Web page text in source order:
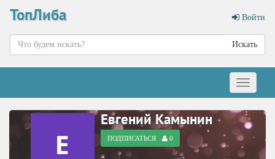
ТопЛиба Войти
Искать
Меню
Евгений Камынин
ПОДПИСАТЬСЯ 0